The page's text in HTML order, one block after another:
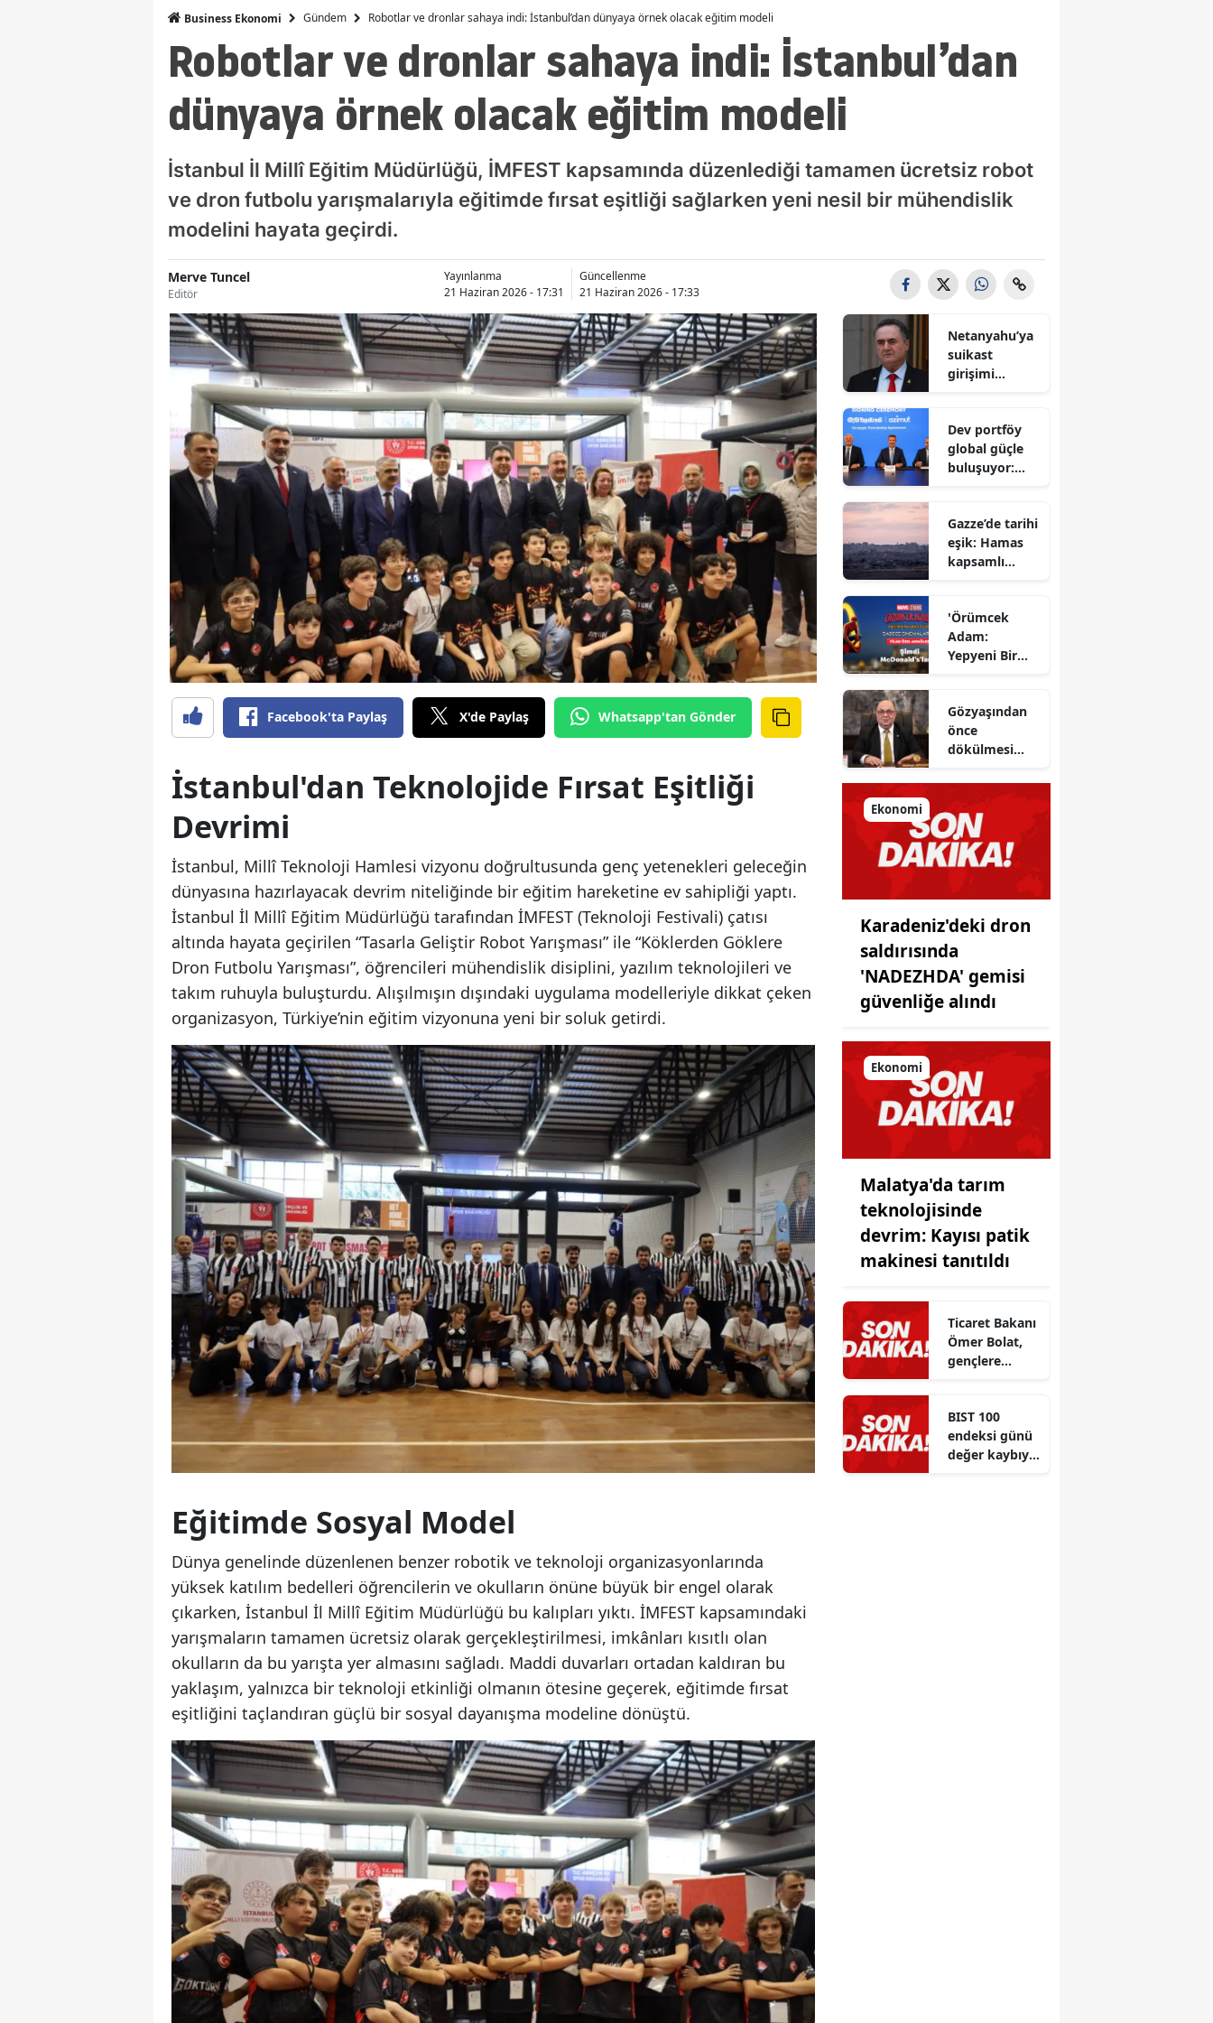
Business Ekonomi Gündem Robotlar ve dronlar sahaya indi: İstanbul’dan dünyaya örnek olacak eğitim modeli
Robotlar ve dronlar sahaya indi: İstanbul’dan
dünyaya örnek olacak eğitim modeli
İstanbul İl Millî Eğitim Müdürlüğü, İMFEST kapsamında düzenlediği tamamen ücretsiz robot
ve dron futbolu yarışmalarıyla eğitimde fırsat eşitliği sağlarken yeni nesil bir mühendislik
modelini hayata geçirdi.
Merve Tuncel
Editör
Yayınlanma
21 Haziran 2026 - 17:31
Güncellenme
21 Haziran 2026 - 17:33
Facebook'ta Paylaş X'de Paylaş Whatsapp'tan Gönder
İstanbul'dan Teknolojide Fırsat Eşitliği
Devrimi
İstanbul, Millî Teknoloji Hamlesi vizyonu doğrultusunda genç yetenekleri geleceğin
dünyasına hazırlayacak devrim niteliğinde bir eğitim hareketine ev sahipliği yaptı.
İstanbul İl Millî Eğitim Müdürlüğü tarafından İMFEST (Teknoloji Festivali) çatısı
altında hayata geçirilen “Tasarla Geliştir Robot Yarışması” ile “Köklerden Göklere
Dron Futbolu Yarışması”, öğrencileri mühendislik disiplini, yazılım teknolojileri ve
takım ruhuyla buluşturdu. Alışılmışın dışındaki uygulama modelleriyle dikkat çeken
organizasyon, Türkiye’nin eğitim vizyonuna yeni bir soluk getirdi.
Eğitimde Sosyal Model
Dünya genelinde düzenlenen benzer robotik ve teknoloji organizasyonlarında
yüksek katılım bedelleri öğrencilerin ve okulların önüne büyük bir engel olarak
çıkarken, İstanbul İl Millî Eğitim Müdürlüğü bu kalıpları yıktı. İMFEST kapsamındaki
yarışmaların tamamen ücretsiz olarak gerçekleştirilmesi, imkânları kısıtlı olan
okulların da bu yarışta yer almasını sağladı. Maddi duvarları ortadan kaldıran bu
yaklaşım, yalnızca bir teknoloji etkinliği olmanın ötesine geçerek, eğitimde fırsat
eşitliğini taçlandıran güçlü bir sosyal dayanışma modeline dönüştü.
Netanyahu’ya
suikast
girişimi
Bakanı
gizlenen
detayları
Dev portföy
global güçle
buluşuyor:
sıkıştı
Gazze’de tarihi
eşik: Hamas
kapsamlı
onayladı
'Örümcek
Adam:
Yepyeni Bir
şimdi
McDonald’s
Türkiye’de
Gözyaşından
önce
dökülmesi
Tarihin
milletlerin
önüne
koyduğu
ayna!
Ekonomi
Karadeniz'deki dron
saldırısında
'NADEZHDA' gemisi
güvenliğe alındı
Ekonomi
Malatya'da tarım
teknolojisinde
devrim: Kayısı patik
makinesi tanıtıldı
Ticaret Bakanı
Ömer Bolat,
gençlere
tercihlerinde
önemli
tavsiyeler
BIST 100
endeksi günü
değer kaybıyla